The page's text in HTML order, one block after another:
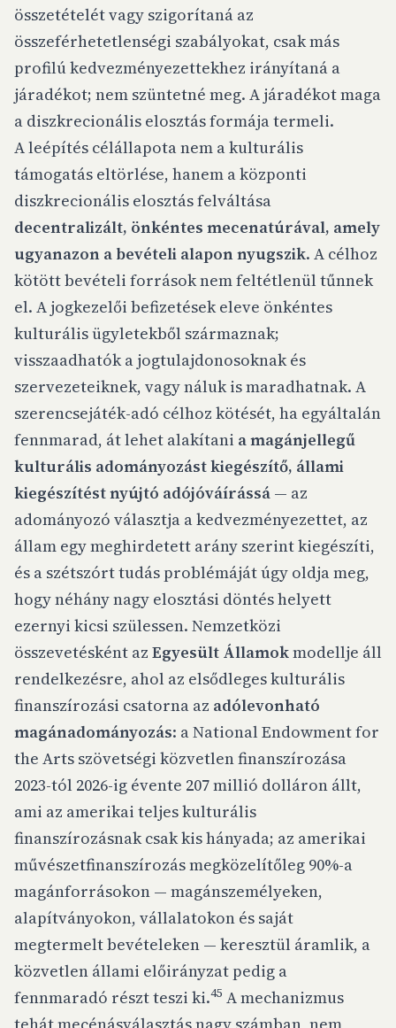
összetételét vagy szigorítaná az
összeférhetetlenségi szabályokat, csak más
profilú kedvezményezettekhez irányítaná a
járadékot; nem szüntetné meg. A járadékot maga
a diszkrecionális elosztás formája termeli.
A leépítés célállapota nem a kulturális
támogatás eltörlése, hanem a központi
diszkrecionális elosztás felváltása
decentralizált, önkéntes mecenatúrával, amely
ugyanazon a bevételi alapon nyugszik. A célhoz
kötött bevételi források nem feltétlenül tűnnek
el. A jogkezelői befizetések eleve önkéntes
kulturális ügyletekből származnak;
visszaadhatók a jogtulajdonosoknak és
szervezeteiknek, vagy náluk is maradhatnak. A
szerencsejáték-adó célhoz kötését, ha egyáltalán
fennmarad, át lehet alakítani a magánjellegű
kulturális adományozást kiegészítő, állami
kiegészítést nyújtó adójóváírássá — az
adományozó választja a kedvezményezettet, az
állam egy meghirdetett arány szerint kiegészíti,
és a szétszórt tudás problémáját úgy oldja meg,
hogy néhány nagy elosztási döntés helyett
ezernyi kicsi szülessen. Nemzetközi
összevetésként az Egyesült Államokmodellje áll
rendelkezésre, ahol az elsődleges kulturális
finanszírozási csatorna az adólevonható
magánadományozás: a National Endowment for
the Arts szövetségi közvetlen finanszírozása
2023-tól 2026-ig évente 207 millió dolláron állt,
ami az amerikai teljes kulturális
finanszírozásnak csak kis hányada; az amerikai
művészetfinanszírozás megközelítőleg 90%-a
magánforrásokon — magánszemélyeken,
alapítványokon, vállalatokon és saját
megtermelt bevételeken — keresztül áramlik, a
közvetlen állami előirányzat pedig a
fennmaradó részt teszi ki.45 A mechanizmus